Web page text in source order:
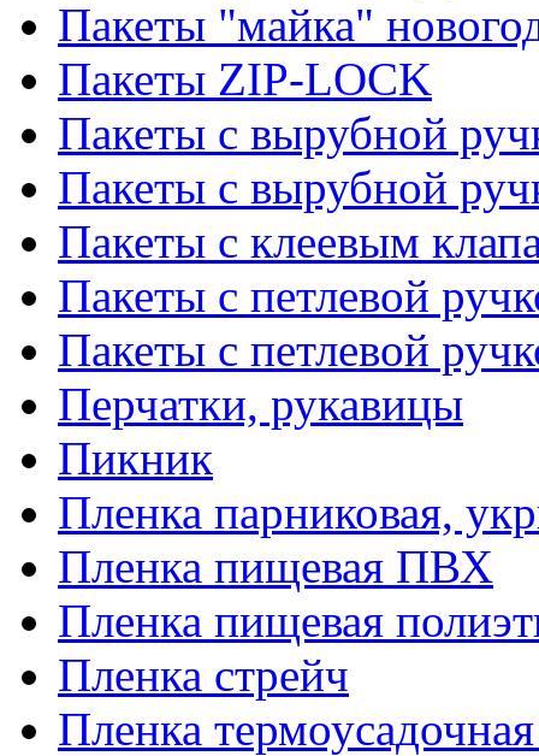
Пакеты "майка"
Пакеты ZIP-LOCK
Пакеты с вырубной
Пакеты с вырубной
Пакеты с клеевым
Пакеты с петлевой
Пакеты с петлевой
Перчатки, рукавицы
Пикник
Пленка парниковая,
Пленка пищевая ПВХ
Пленка пищевая
Пленка стрейч
Пленка